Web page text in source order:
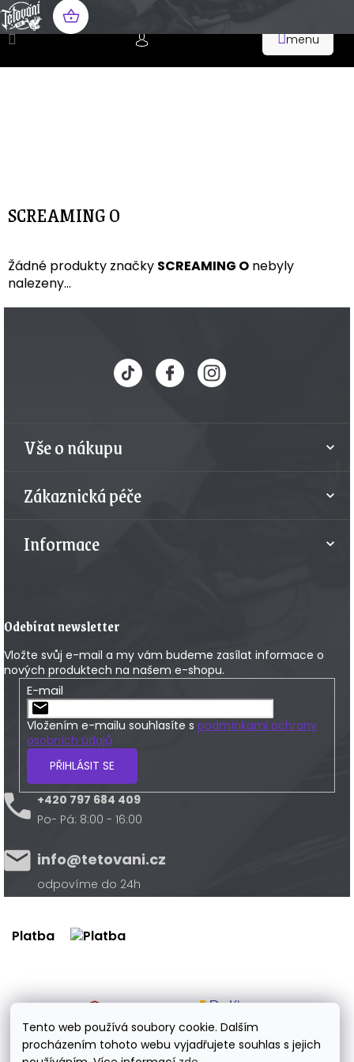
Tento web používá soubory cookie. Dalším
procházením tohoto webu vyjadřujete souhlas s jejich
Přejít
na
obsah
NÁKUPNÍ
SCREAMING O
Žádné produkty značky SCREAMING O nebyly
nalezeny...
Vše o nákupu
Zákaznická péče
Informace
Odebírat newsletter
Vložte svůj e-mail a my vám budeme zasílat informace o
nových produktech na našem e-shopu.
E-mail
Vložením e-mailu souhlasíte s podmínkami ochrany
osobních údajů
PŘIHLÁSIT SE
+420 797 684 409
Po- Pá: 8:00 - 16:00
info@tetovani.cz
odpovíme do 24h
Platba
Doprava